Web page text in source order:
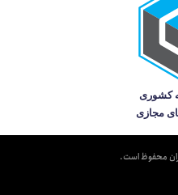
محفوظ است.